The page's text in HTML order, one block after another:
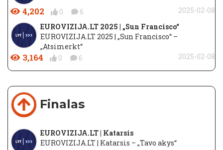
4,202 0 6
2025-02-08
EUROVIZIJA.LT 2025 | „Sun Francisco“
EUROVIZIJA.LT 2025 | „Sun Francisco“ –
„Atsimerkt“
3,164 0 6 2025-02-08
Finalas
EUROVIZIJA.LT | Katarsis
EUROVIZIJA.LT | Katarsis – „Tavo akys“